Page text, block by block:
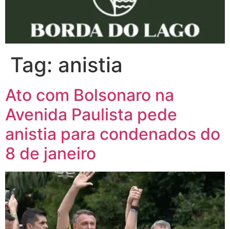
Tag: anistia
Ato com Bolsonaro na
Avenida Paulista pede
anistia para condenados do
8 de janeiro